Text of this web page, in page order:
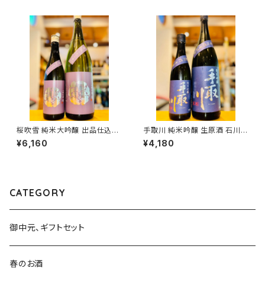
桜吹雪 純米大吟醸 出品仕込R
7BY（火入）1800ml１本（金光
酒造・広島県東広島市黒瀬町）
¥6,160
手取川 純米吟醸 生原酒 石川門
1800ml１本（吉田酒造・石川県
白山市安吉町）
¥4,180
CATEGORY
御中元、ギフトセット
春のお酒